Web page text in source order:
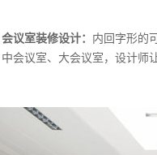
会议室装修设计： 内回字形的
会议室、大会议室，设计师